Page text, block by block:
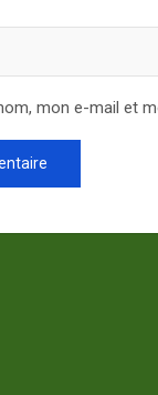
mon e-mail et